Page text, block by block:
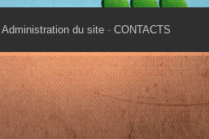
Administration du site - CONTACTS